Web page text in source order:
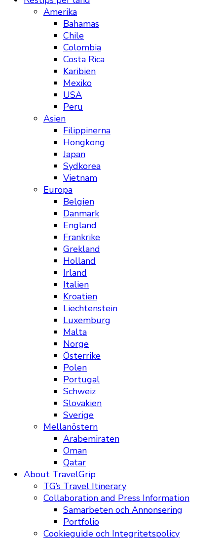
Amerika
Bahamas
Chile
Colombia
Costa Rica
Karibien
Mexiko
USA
Peru
Asien
Filippinerna
Hongkong
Japan
Sydkorea
Vietnam
Europa
Belgien
Danmark
England
Frankrike
Grekland
Holland
Irland
Italien
Kroatien
Liechtenstein
Luxemburg
Malta
Norge
Österrike
Polen
Portugal
Schweiz
Slovakien
Sverige
Mellanöstern
Arabemiraten
Oman
Qatar
About TravelGrip
TG’s Travel Itinerary
Collaboration and Press Information
Samarbeten och Annonsering
Portfolio
Cookieguide och Integritetspolicy